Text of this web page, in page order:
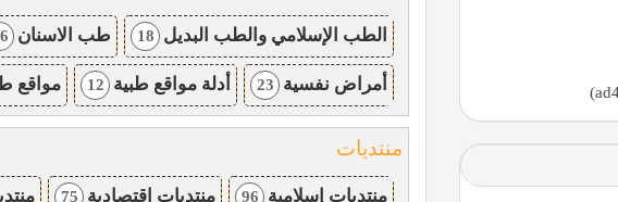
الطب الإسلامي والطب البديل 18 طب الاسنان
أمراض نفسية 23 أدلة مواقع طبية 12 مواقع
منتديات
منتديات إسلامية 96 منتديات اقتصادية 75